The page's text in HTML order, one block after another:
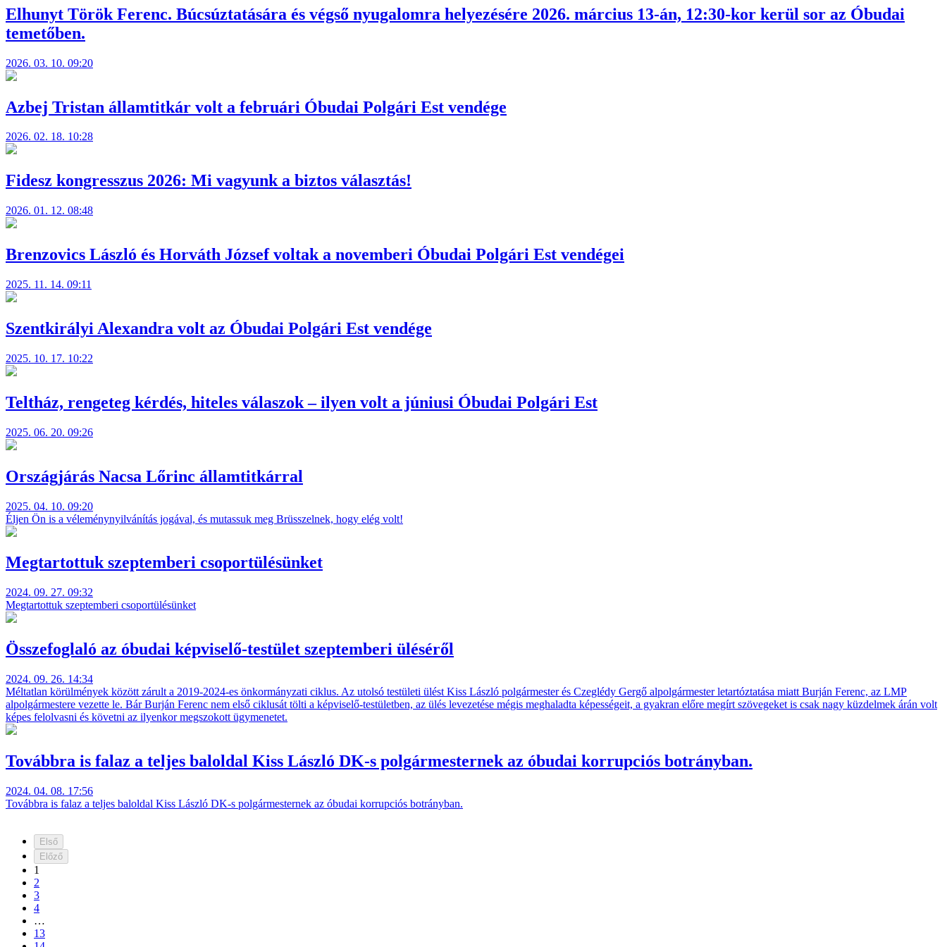
Elhunyt Török Ferenc. Búcsúztatására és végső nyugalomra helyezésére 2026. március 13-án, 12:30-kor kerül sor az Óbudai
temetőben.
2026. 03. 10. 09:20
Azbej Tristan államtitkár volt a februári Óbudai Polgári Est vendége
2026. 02. 18. 10:28
Fidesz kongresszus 2026: Mi vagyunk a biztos választás!
2026. 01. 12. 08:48
Brenzovics László és Horváth József voltak a novemberi Óbudai Polgári Est vendégei
2025. 11. 14. 09:11
Szentkirályi Alexandra volt az Óbudai Polgári Est vendége
2025. 10. 17. 10:22
Teltház, rengeteg kérdés, hiteles válaszok – ilyen volt a júniusi Óbudai Polgári Est
2025. 06. 20. 09:26
Országjárás Nacsa Lőrinc államtitkárral
2025. 04. 10. 09:20
Éljen Ön is a véleménynyilvánítás jogával, és mutassuk meg Brüsszelnek, hogy elég volt!
Megtartottuk szeptemberi csoportülésünket
2024. 09. 27. 09:32
Megtartottuk szeptemberi csoportülésünket
Összefoglaló az óbudai képviselő-testület szeptemberi üléséről
2024. 09. 26. 14:34
Méltatlan körülmények között zárult a 2019-2024-es önkormányzati ciklus. Az utolsó testületi ülést Kiss László polgármester és Czeglédy Gergő alpolgármester letartóztatása miatt Burján Ferenc, az LMP
alpolgármestere vezette le. Bár Burján Ferenc nem első ciklusát tölti a képviselő-testületben, az ülés levezetése mégis meghaladta képességeit, a gyakran előre megírt szövegeket is csak nagy küzdelmek árán volt
képes felolvasni és követni az ilyenkor megszokott ügymenetet.
Továbbra is falaz a teljes baloldal Kiss László DK-s polgármesternek az óbudai korrupciós botrányban.
2024. 04. 08. 17:56
Továbbra is falaz a teljes baloldal Kiss László DK-s polgármesternek az óbudai korrupciós botrányban.
Első
Előző
1
2
3
4
…
13